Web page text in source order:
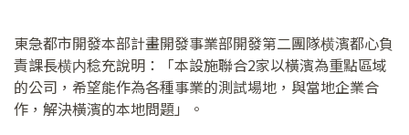
東急都市開發本部計畫開發事業部開發第二團隊横濱都心負
責課長横内稔充說明：「本設施聯合2家以橫濱為重點區域
的公司，希望能作為各種事業的測試場地，與當地企業合
作，解決橫濱的本地問題」。